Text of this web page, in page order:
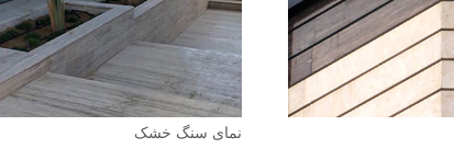
نمای سنگ خشک